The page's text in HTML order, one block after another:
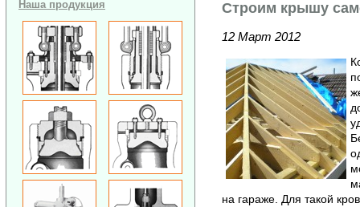
Наша продукция Строим крышу
12 Март 2012
на гараже. Для такой